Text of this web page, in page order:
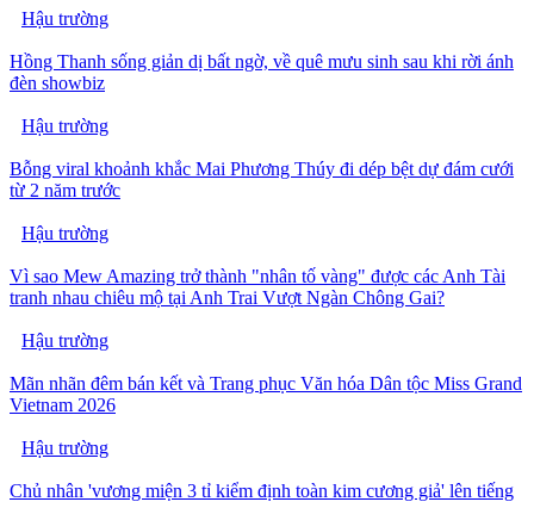
Hậu trường
Hồng Thanh sống giản dị bất ngờ, về quê mưu sinh sau khi rời ánh
đèn showbiz
Hậu trường
Bỗng viral khoảnh khắc Mai Phương Thúy đi dép bệt dự đám cưới
từ 2 năm trước
Hậu trường
Vì sao Mew Amazing trở thành "nhân tố vàng" được các Anh Tài
tranh nhau chiêu mộ tại Anh Trai Vượt Ngàn Chông Gai?
Hậu trường
Mãn nhãn đêm bán kết và Trang phục Văn hóa Dân tộc Miss Grand
Vietnam 2026
Hậu trường
Chủ nhân 'vương miện 3 tỉ kiểm định toàn kim cương giả' lên tiếng